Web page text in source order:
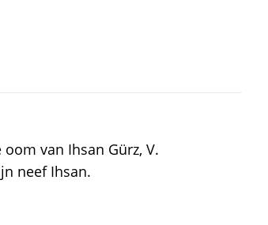
van Ihsan Gürz, V.
neef Ihsan.